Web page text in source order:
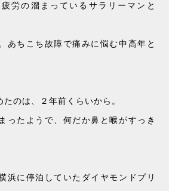
労の溜まっているサラリーマンと
あちこち故障で痛みに悩む中高年と
のは、２年前くらいから。
ったようで、何だか鼻と喉がすっき
浜に停泊していたダイヤモンドプリ